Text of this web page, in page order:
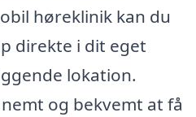
høreklinik kan du
direkte i dit eget
lokation.
og bekvemt at få